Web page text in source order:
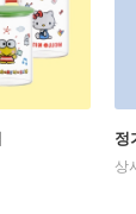
정
상